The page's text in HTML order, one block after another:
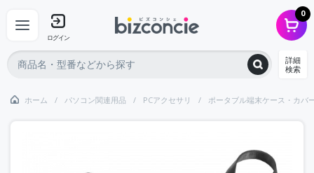
ログイン
0
詳細
検索
ホーム パソコン関連用品 PCアクセサリ ポータブル端末ケース・カバ